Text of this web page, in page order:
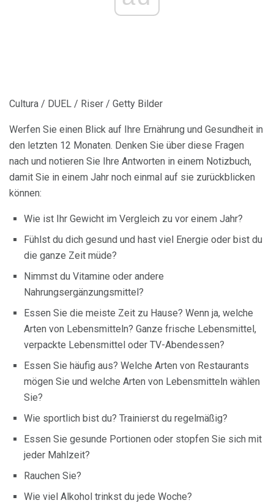
Cultura / DUEL / Riser / Getty Bilder
Werfen Sie einen Blick auf Ihre Ernährung und Gesundheit in
den letzten 12 Monaten. Denken Sie über diese Fragen
nach und notieren Sie Ihre Antworten in einem Notizbuch,
damit Sie in einem Jahr noch einmal auf sie zurückblicken
können:
Wie ist Ihr Gewicht im Vergleich zu vor einem Jahr?
Fühlst du dich gesund und hast viel Energie oder bist du
die ganze Zeit müde?
Nimmst du Vitamine oder andere
Nahrungsergänzungsmittel?
Essen Sie die meiste Zeit zu Hause? Wenn ja, welche
Arten von Lebensmitteln? Ganze frische Lebensmittel,
verpackte Lebensmittel oder TV-Abendessen?
Essen Sie häufig aus? Welche Arten von Restaurants
mögen Sie und welche Arten von Lebensmitteln wählen
Sie?
Wie sportlich bist du? Trainierst du regelmäßig?
Essen Sie gesunde Portionen oder stopfen Sie sich mit
jeder Mahlzeit?
Rauchen Sie?
Wie viel Alkohol trinkst du jede Woche?